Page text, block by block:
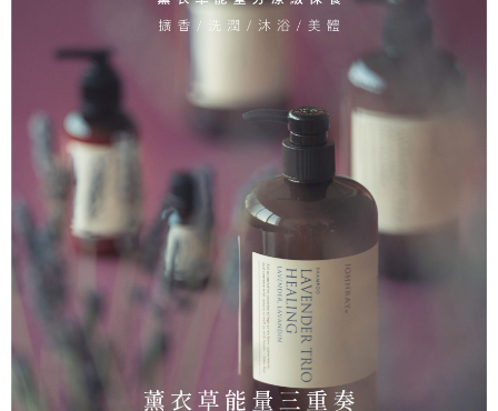
購買商品的店家。未經商家同意取消之訂單仍視為有效，需透過AFTEE先享
※ 交易是否成功請以「AFTEE先享後付 」之結帳頁面顯示為準，若有關於
是否繳費成功／繳費後需取消欲退款等相關疑問，請聯繫「AFTEE先享後付
https://netprotections.freshdesk.com/support/home
【注意事項】
１．透過由恩沛科技股份有限公司提供之「AFTEE先享後付」服務完成之交
易，需依本服務之必要範圍內提供個人資料，並將交易相關給付款項請求債
權轉讓予恩沛科技股份有限公司。
２．關於個人資料處理事宜，請瀏覽以下網址：
https://aftee.tw/terms/#terms3
３．未成年的使用者請事先徵得法定代理人或監護人之同意方可使用
「AFTEE先享後付」，若未經同意申辦者引起之損失，本公司不負相關責
４．使用「AFTEE先享後付」時，將依據個別帳號之用戶狀況，依本公司即
時審查核予不同之上限額度；若仍有額度不足之情形，本公司將視審查結果
請求用戶進行身份認證。
５．嚴禁一人註冊多個帳號或使用他人資訊註冊。若發現惡意使用之情形，
恩沛科技股份有限公司將有權停止該用戶之使用額度並採取法律行動。
7-11取貨付款
每筆NT$100，滿NT$1,500(含以上)免運費
付款後7-11取貨
每筆NT$100，滿NT$1,500(含以上)免運費
宅配
每筆NT$100，滿NT$1,500(含以上)免運費
付款後門市自取